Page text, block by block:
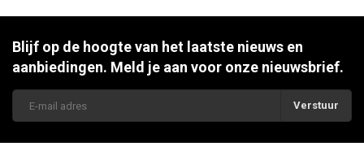
Blijf op de hoogte van het laatste nieuws en
aanbiedingen. Meld je aan voor onze nieuwsbrief.
Verstuur